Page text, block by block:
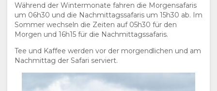
ÜBERNACHTEN
EINRICHTUNGEN
DOKUMENTE
ZIMMERKATEGORIE
GALERIE
FOTOS
VIDEOS
GENIESSEN
AKTIVITÄTEN
RESTAURANT
Während der Wintermonate fahren die Morgensafaris
um 06h30 und die Nachmittagssafaris um 15h30 ab. Im
Sommer wechseln die Zeiten auf 05h30 für den
Morgen und 16h15 für die Nachmittagssafaris.
Tee und Kaffee werden vor der morgendlichen und am
Nachmittag der Safari serviert.